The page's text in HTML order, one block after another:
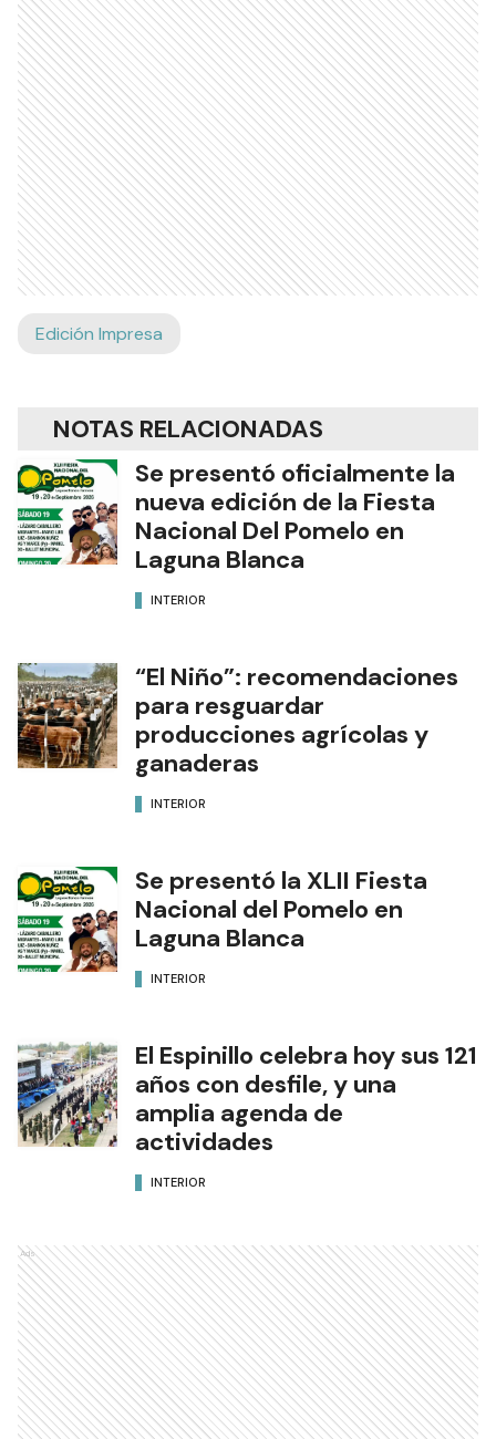
Edición Impresa
NOTAS RELACIONADAS
Se presentó oficialmente la
nueva edición de la Fiesta
Nacional Del Pomelo en
Laguna Blanca
INTERIOR
“El Niño”: recomendaciones
para resguardar
producciones agrícolas y
ganaderas
INTERIOR
Se presentó la XLII Fiesta
Nacional del Pomelo en
Laguna Blanca
INTERIOR
El Espinillo celebra hoy sus 121
años con desfile, y una
amplia agenda de
actividades
INTERIOR
Ads